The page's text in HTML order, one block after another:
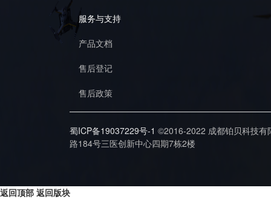
服务与支持
产品文档
售后登记
售后政策
蜀ICP备19037229号-1 ©2016-2022 成都铂贝科技
路184号三医创新中心四期7栋2楼
返回顶部 返回版块